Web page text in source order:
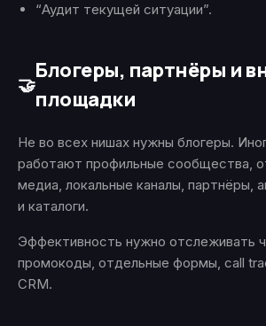
“Аудит текущей ситуации”.
🤝
Блогеры, партнёры и
площадки
Не во всех нишах нужны блогеры.
работают профильные сообщества,
медиа, локальные каналы, партнёры,
и каталоги.
Эффективность нужно отслеживать
промокоды, отдельные формы, call
CRM.